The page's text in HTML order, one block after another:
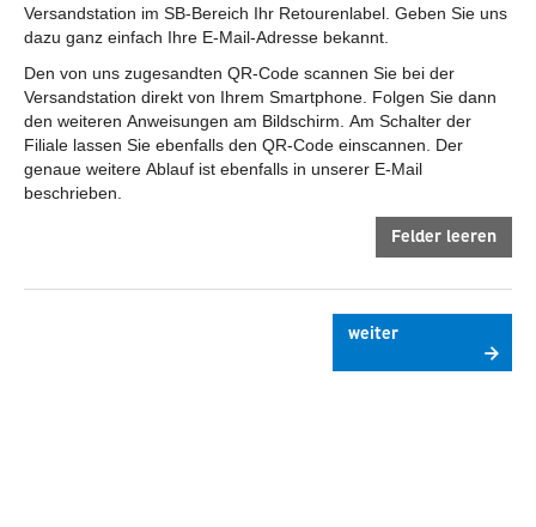
Versandstation im SB-Bereich Ihr Retourenlabel. Geben Sie uns
dazu ganz einfach Ihre E-Mail-Adresse bekannt.
Den von uns zugesandten QR-Code scannen Sie bei der
Versandstation direkt von Ihrem Smartphone. Folgen Sie dann
den weiteren Anweisungen am Bildschirm. Am Schalter der
Filiale lassen Sie ebenfalls den QR-Code einscannen. Der
genaue weitere Ablauf ist ebenfalls in unserer E-Mail
beschrieben.
Felder leeren
weiter